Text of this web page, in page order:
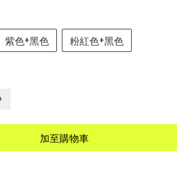
紫色+黑色 粉紅色+黑色
加至購物車